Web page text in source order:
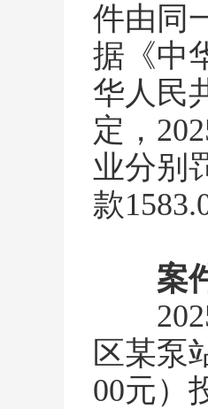
件由同
据《中
华人民
定，
业分别
款
案
2025
区某泵
00元）